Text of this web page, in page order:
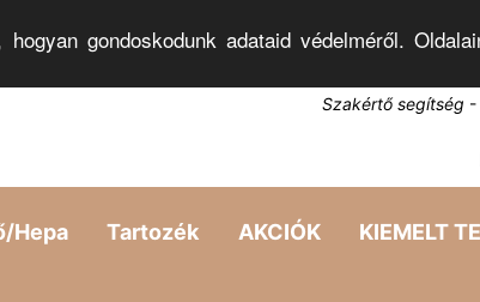
hogyan gondoskodunk adataid védelméről.
Szakértő segítség -
Hepa Tartozék AKCIÓK KIEMELT